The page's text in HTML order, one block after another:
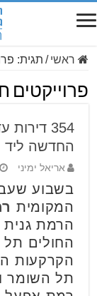
ראשי / תגית:
פרוייקטים
החדשה
אריאל ימיני
בשבוע
המקומית
הרמת
החולים
הקרקעות
תל השומר